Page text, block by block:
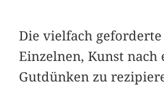
Die vielfach
Einzelnen, Kunst nach
Gutdünken zu